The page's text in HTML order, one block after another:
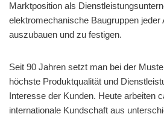
Marktposition als
elektromechanische Baugruppen jeder
auszubauen und zu festigen.
Seit 90 Jahren setzt man bei der
höchste Produktqualität und
Interesse der Kunden. Heute arbeiten
internationale Kundschaft aus